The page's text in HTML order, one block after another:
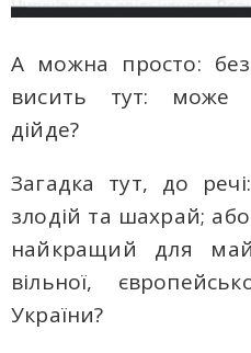
А можна просто:
висить тут: може
дійде?
Загадка тут, до
злодій та шахрай;
найкращий для
вільної,
України?